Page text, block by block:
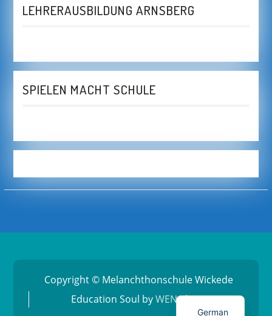
LEHRERAUSBILDUNG ARNSBERG
SPIELEN MACHT SCHULE
Copyright © Melanchthonschule Wickede
Education Soul byWEN Themes
German